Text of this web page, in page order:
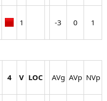
1​ -3​ 0​ 1​
4 V LOC AVg​ AVp​ NVp​